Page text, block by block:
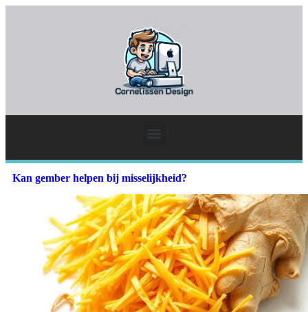
Kan gember helpen bij misselijkheid?